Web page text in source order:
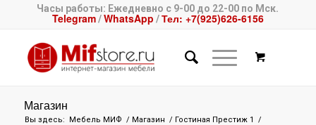
Часы работы: Ежедневно с 9-00 до 22-00 по Мск.
Telegram/WhatsApp /Тел: +7(925)626-6156
Магазин
Вы здесь: Мебель МИФ / Магазин / Гостиная Престиж 1
/